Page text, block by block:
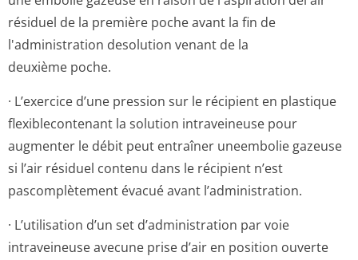
résiduel de la première poche avant la fin de
l'administration desolution venant de la
deuxième poche.
· L’exercice d’une pression sur le récipient en plastique
flexiblecontenant la solution intraveineuse pour
augmenter le débit peut entraîner uneembolie gazeuse
si l’air résiduel contenu dans le récipient n’est
pascomplètement évacué avant l’administration.
· L’utilisation d’un set d’administration par voie
intraveineuse avecune prise d’air en position ouverte